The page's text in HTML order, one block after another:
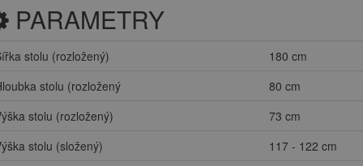
PARAMETRY
stolu (rozložený)
180 cm
stolu (rozložený
80 cm
stolu (rozložený)
73 cm
stolu (složený)
117 - 122 cm